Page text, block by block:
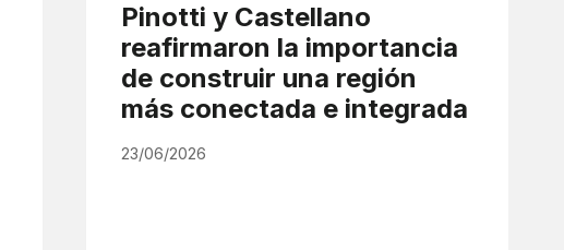
Pinotti y Castellano
reafirmaron la importancia
de construir una región
más conectada e integrada
23/06/2026